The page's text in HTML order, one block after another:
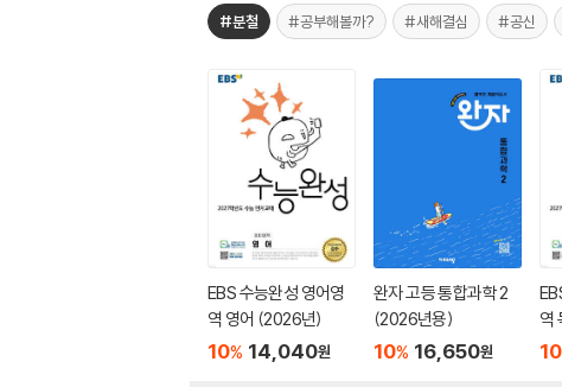
#분철 #공부해볼까? #새해결심 #공신
EBS 수능완성 영어영
역 영어 (2026년)
10% 14,040원
완자 고등 통합과학 2
(2026년용)
10% 16,650원
역
문
10